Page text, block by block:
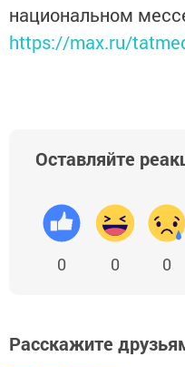
национальном
https://max.ru/
Оставляйте
0 0 0
Расскажите